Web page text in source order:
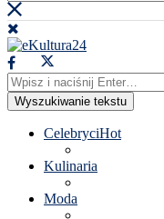
Wyszukiwanie tekstu
CelebryciHot
Kulinaria
Moda